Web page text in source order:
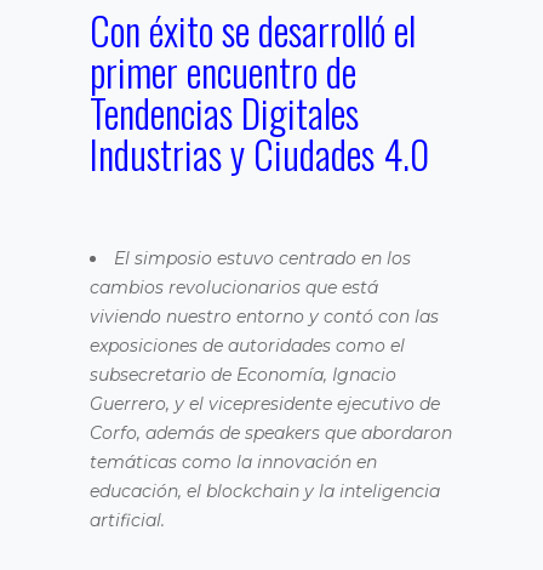
Con éxito se desarrolló el
primer encuentro de
Tendencias Digitales
Industrias y Ciudades 4.0
El simposio estuvo centrado en los
cambios revolucionarios que está
viviendo nuestro entorno y contó con las
exposiciones de autoridades como el
subsecretario de Economía, Ignacio
Guerrero, y el vicepresidente ejecutivo de
Corfo, además de speakers que abordaron
temáticas como la innovación en
educación, el blockchain y la inteligencia
artificial.